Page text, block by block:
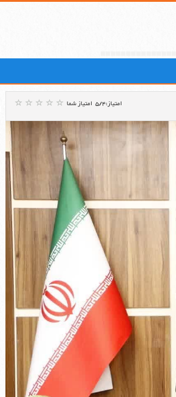
امتیاز:5/4 امتیاز شما